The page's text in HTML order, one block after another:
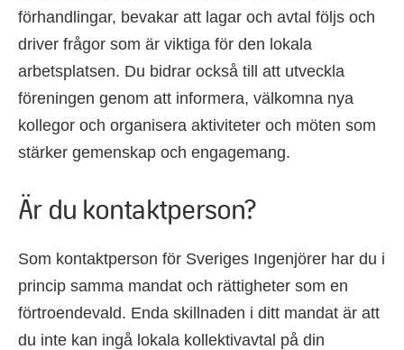
förhandlingar, bevakar att lagar och avtal följs och
driver frågor som är viktiga för den lokala
arbetsplatsen. Du bidrar också till att utveckla
föreningen genom att informera, välkomna nya
kollegor och organisera aktiviteter och möten som
stärker gemenskap och engagemang.
Är du kontaktperson?
Som kontaktperson för Sveriges Ingenjörer har du i
princip samma mandat och rättigheter som en
förtroendevald. Enda skillnaden i ditt mandat är att
du inte kan ingå lokala kollektivavtal på din